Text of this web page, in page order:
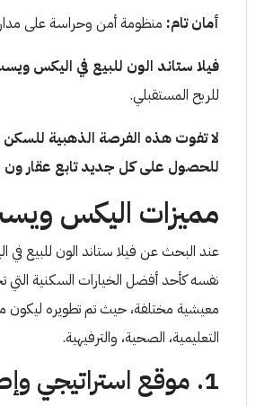
أمان تام: منظومة أمن وحراسة على
فيلا ستاند الون للبيع في اليكس
للربح المستقبلي.
لا تفوت هذه الفرصة الذهبية للسكن
للحصول على كل جديد تابع عقار
مميزات اليكس
عند البحث عن فيلا ستاند الون للبيع
نفسه كأحد أفضل الخيارات السكنية التي
معيشية مختلفة، حيث تم تطويره ليكون
التعليمية، الصحية، والترفيهية.
1. موقع استراتيجي وإطلالات طبيعية مميزة